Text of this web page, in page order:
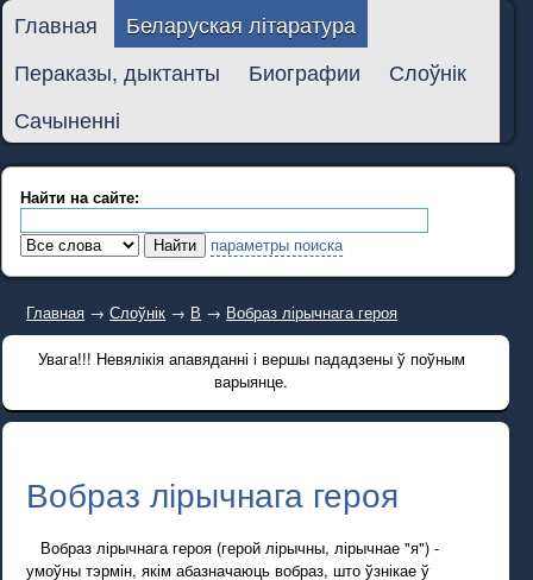
Главная
Беларуская літаратура
Пераказы, дыктанты
Биографии
Слоўнік
Сачыненні
Найти на сайте:
параметры поиска
Главная →Слоўнік → В → Вобраз лірычнага героя
Увага!!! Невялікія апавяданні і вершы пададзены ў поўным
варыянце.
Вобраз лірычнага героя
Вобраз лірычнага героя (герой лірычны, лірычнае "я") -
умоўны тэрмін, якім абазначаюць вобраз, што ўзнікае ў